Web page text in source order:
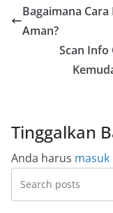
Bagaimana
Aman?
Scan Info
Tinggalkan
Anda harus masuk